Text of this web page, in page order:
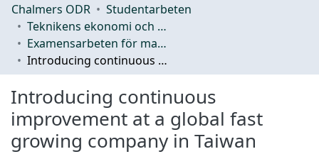
Chalmers ODR
Studentarbeten
Teknikens ekonomi och organisation
Examensarbeten för masterexamen
Introducing continuous improvement at a global fast growing company in Taiwan
Introducing continuous
improvement at a global fast
growing company in Taiwan